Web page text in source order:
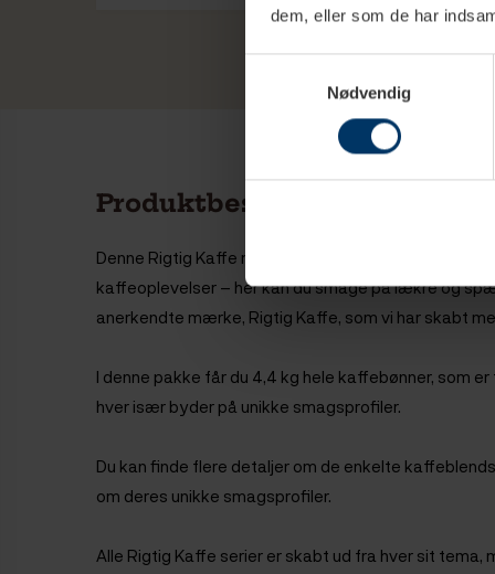
dem, eller som de har
Nødvendig
Bedst før
Organic
Produktbeskrivelse
Denne Rigtig Kaffe mixpakke tager dig på en
kaffeoplevelser – her kan du smage på lækre og
anerkendte mærke, Rigtig Kaffe, som vi har skabt
I denne pakke får du 4,4 kg hele kaffebønner, som
hver især byder på unikke smagsprofiler.
Du kan finde flere detaljer om de enkelte
om deres unikke smagsprofiler.
Alle Rigtig Kaffe serier er skabt ud fra hver sit tema,